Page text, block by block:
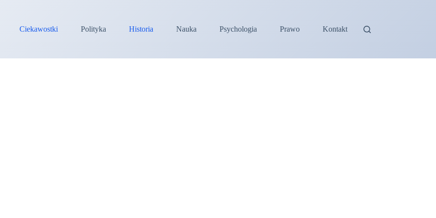
Ciekawostki
Polityka Historia Nauka Psychologia Prawo Kontakt